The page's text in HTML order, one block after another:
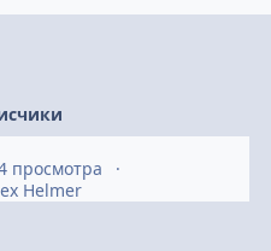
просмотра
Helmer